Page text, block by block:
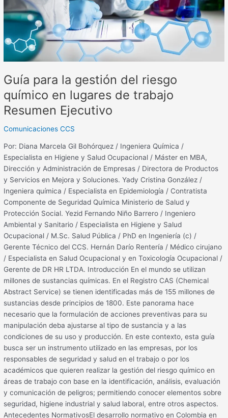
Guía para la gestión del riesgo
químico en lugares de trabajo
Resumen Ejecutivo
Comunicaciones CCS
Por: Diana Marcela Gil Bohórquez / Ingeniera Química /
Especialista en Higiene y Salud Ocupacional / Máster en MBA,
Dirección y Administración de Empresas / Directora de Productos
y Servicios en Mejora y Soluciones. Yady Cristina González /
Ingeniera química / Especialista en Epidemiología / Contratista
Componente de Seguridad Química Ministerio de Salud y
Protección Social. Yezid Fernando Niño Barrero / Ingeniero
Ambiental y Sanitario / Especialista en Higiene y Salud
Ocupacional / M.Sc. Salud Pública / PhD en Ingeniería (c) /
Gerente Técnico del CCS. Hernán Darío Rentería / Médico cirujano
/ Especialista en Salud Ocupacional y en Toxicología Ocupacional /
Gerente de DR HR LTDA. Introducción En el mundo se utilizan
millones de sustancias químicas. En el Registro CAS (Chemical
Abstract Service) se tienen identificadas más de 155 millones de
sustancias desde principios de 1800. Este panorama hace
necesario que la formulación de acciones preventivas para su
manipulación deba ajustarse al tipo de sustancia y a las
condiciones de su uso y producción. En este contexto, esta guía
busca ser un instrumento utilizado en las empresas, por los
responsables de seguridad y salud en el trabajo o por los
académicos que quieren realizar la gestión del riesgo químico en
áreas de trabajo con base en la identificación, análisis, evaluación
y comunicación de peligros; permitiendo conocer elementos sobre
seguridad, higiene industrial y salud laboral, entre otros aspectos.
Antecedentes NormativosEl desarrollo normativo en Colombia en
lugares
de
trabajo
Resumen
Ejecutivo